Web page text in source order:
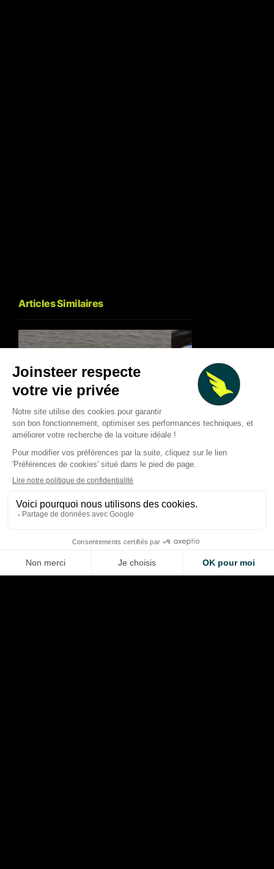
LA VOITURE DE VOS RÊVES
Articles Similaires
Racing Bulls : l’échec de
déclenché la progression de
2026
Thibaud Carrai
Aug 9, 2026
F1 2026 : les
qui ont frustré
Giovanni Barbosa